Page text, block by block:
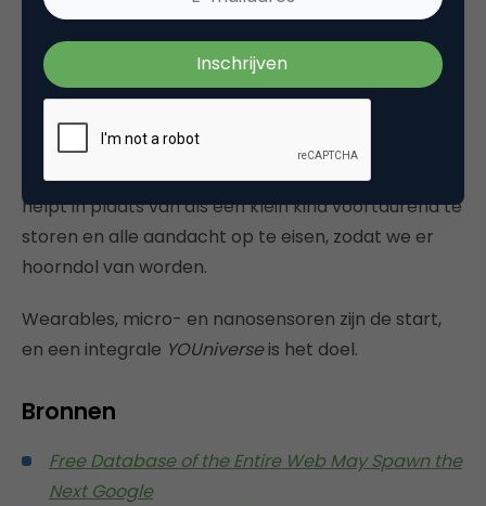
worden doorgrond. Daar zitten fundamentele
ethische bezwaren aan, omdat dit ons wezen raakt.
Maar mits goed gebruikt kan digitale technologie
technology,augmented humanityenslowtech
betekenen dat 21ste-eeuwse technologie de mens
helpt in plaats van als een klein kind voortdurend te
storen en alle aandacht op te eisen, zodat we er
hoorndol van worden.
Wearables, micro- en nanosensoren zijn de start,
en een integrale YOUniverseis het doel.
Bronnen
Free Database of the Entire Web May Spawn the
Next Google